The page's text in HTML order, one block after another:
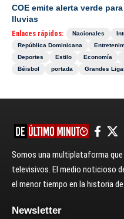
COE emite alerta verde
lluvias
Enlaces rápidos: Nacionales
República Dominicana
Deportes
Estilo Economía
Béisbol
portada Grandes
Somos una multiplataforma
televisivos. El medio noticioso
el menor tiempo en la historia
Newsletter